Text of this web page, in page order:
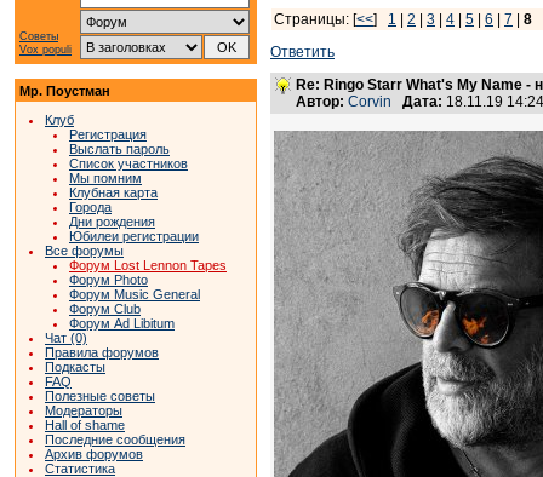
Советы
Vox populi
Мр. Поустман
Клуб
Регистрация
Выслать пароль
Список участников
Мы помним
Клубная карта
Города
Дни рождения
Юбилеи регистрации
Все форумы
Форум Lost Lennon Tapes
Форум Photo
Форум Music General
Форум Club
Форум Ad Libitum
Чат (0)
Правила форумов
Подкасты
FAQ
Полезные советы
Модераторы
Hall of shame
Последние сообщения
Архив форумов
Статистика
Страницы: [<<] 1 2 3 4 5 6 7
8
Ответить
Re: Ringo Starr What's My Name
Автор: Corvin Дата: 18.11.19